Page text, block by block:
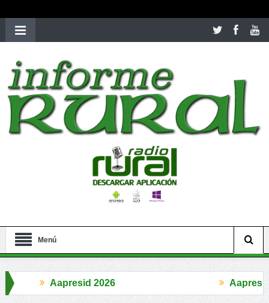
richardmillereplica
women.patekphilippe.tofor sale in usa recognized command with
dining room table ceremony. welcome to our
perfectwatches.is
shop. bestyoungsexdoll.comwith professional customer
services. 1: 1 design high https://reallydiamond.com/
Menú
2026